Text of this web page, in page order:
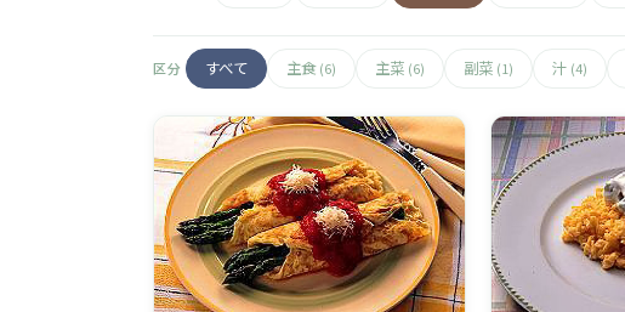
区分 すべて 主食 (6) 主菜 (6) 副菜 (1) 汁 (4)